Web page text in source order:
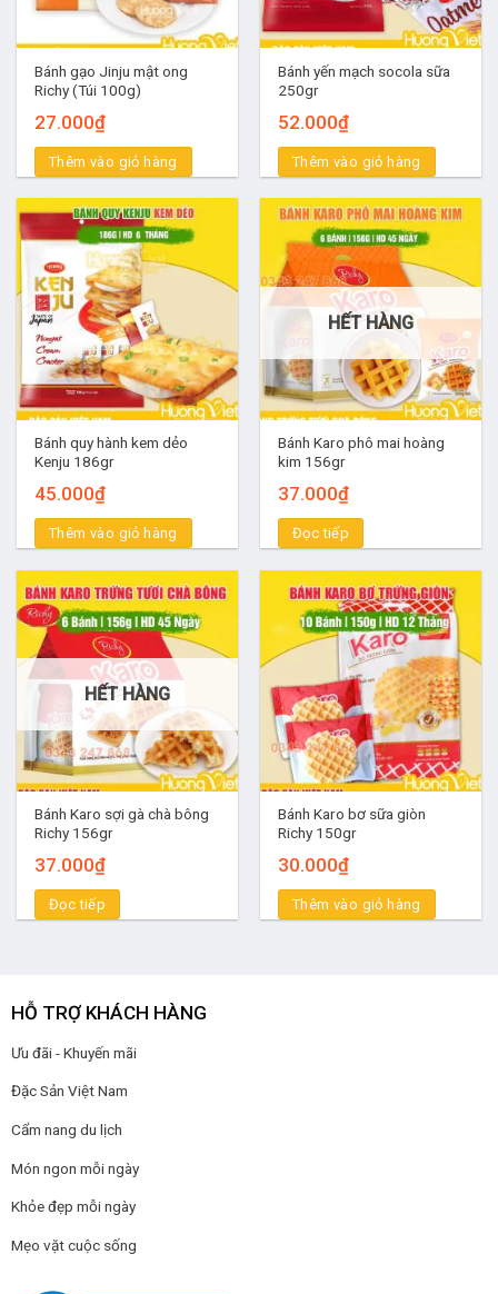
Bánh gạo Jinju mật ong
Richy (Túi 100g)
27.000₫
Thêm vào giỏ hàng
Bánh yến mạch socola sữa
250gr
52.000₫
Thêm vào giỏ hàng
Bánh quy hành kem dẻo
Kenju 186gr
45.000₫
Thêm vào giỏ hàng
HẾT HÀNG
Bánh Karo phô mai hoàng
kim 156gr
37.000₫
Đọc tiếp
HẾT HÀNG
Bánh Karo sợi gà chà bông
Richy 156gr
37.000₫
Đọc tiếp
Bánh Karo bơ sữa giòn
Richy 150gr
30.000₫
Thêm vào giỏ hàng
HỖ TRỢ KHÁCH HÀNG
Ưu đãi - Khuyến mãi
Đặc Sản Việt Nam
Cẩm nang du lịch
Món ngon mỗi ngày
Khỏe đẹp mỗi ngày
Mẹo vặt cuộc sống